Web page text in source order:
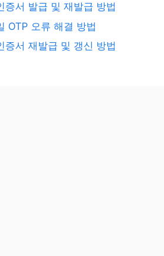
증서 발급 및 재발급 방법
OTP 오류 해결 방법
증서 재발급 및 갱신 방법